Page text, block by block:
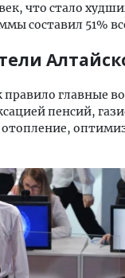
что стало
составил 51%
главные
пенсий,